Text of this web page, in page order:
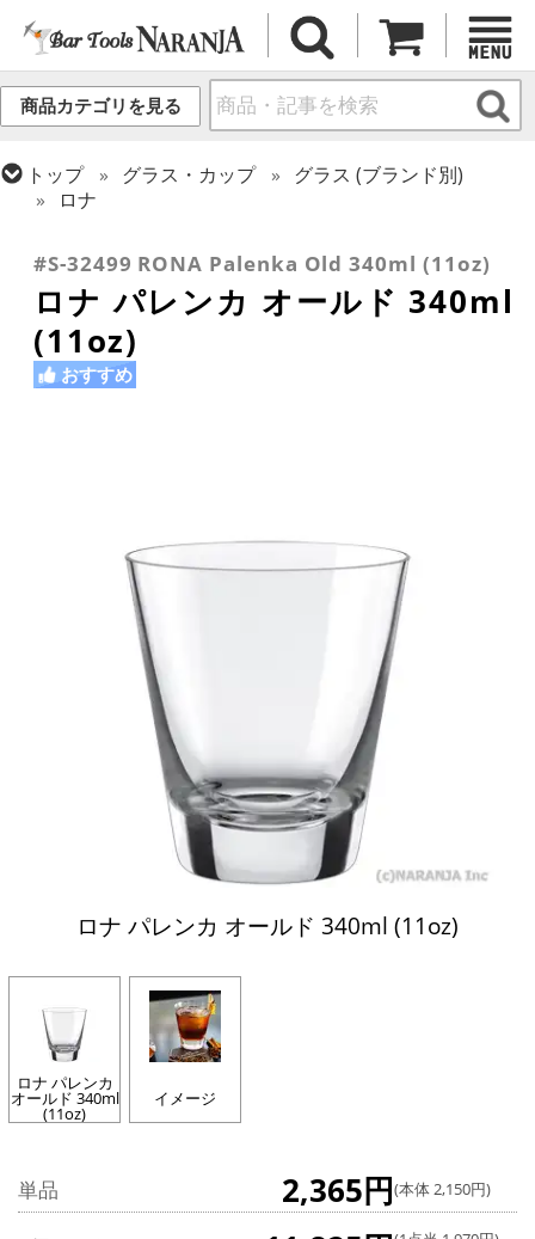
商品カテゴリを見る
トップ グラス・カップ
グラス (ブランド別)
ロナ
ロックグラス
#S-32499 RONA Palenka Old 340ml (11oz)
ロナ パレンカ オールド 340ml
(11oz)
おすすめ
ロナ パレンカ オールド 340ml (11oz)
ロナ パレンカ
オールド 340ml
(11oz)
イメージ
単品 2,365円(本体 2,150円)